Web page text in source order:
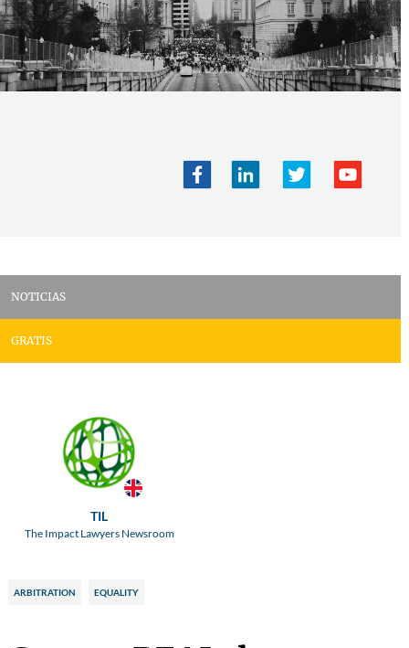
NOTICIAS
GRATIS
TIL
The Impact Lawyers Newsroom
ARBITRATION EQUALITY